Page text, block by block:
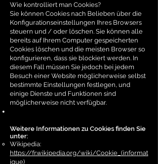
Wie kontrolliert man Cookies?
Sie können Cookies nach Belieben über die
Konfigurationseinstellungen Ihres Browsers
steuern und / oder löschen. Sie können alle
bereits auf Ihrem Computer gespeicherten
Cookies löschen und die meisten Browser so
konfigurieren, dass sie blockiert werden. In
diesem Fall müssen Sie jedoch bei jedem
Besuch einer Website möglicherweise selbst
bestimmte Einstellungen festlegen, und
einige Dienste und Funktionen sind
möglicherweise nicht verfügbar.
Weitere Informationen zu Cookies finden Sie
unter:
Wikipedia:
https://fr.wikipedia.org/wiki/Cookie_(informat
ique)